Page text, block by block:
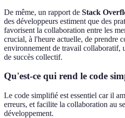
De même, un rapport de Stack
des développeurs estiment que des
favorisent la collaboration entre les
crucial, à l'heure actuelle, de prendre
environnement de travail collaboratif,
de succès collectif.
Qu'est-ce qui rend le code
Le code simplifié est essentiel car il
erreurs, et facilite la collaboration au
développement.